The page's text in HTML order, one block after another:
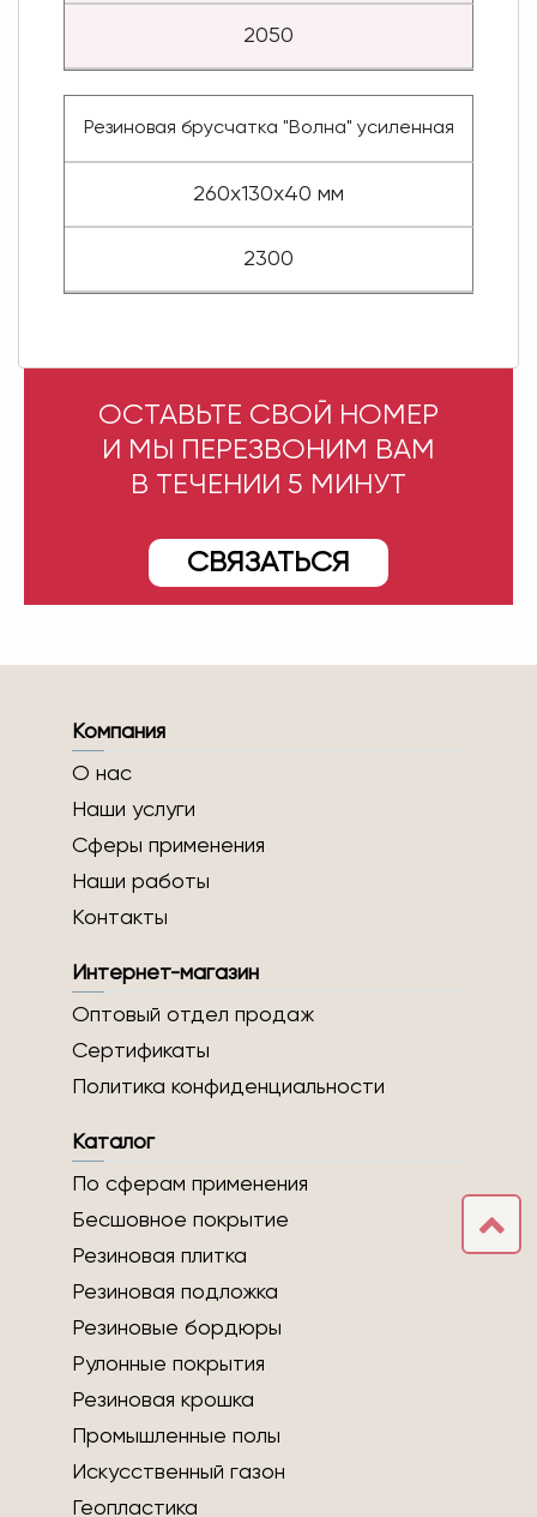
2050
Резиновая брусчатка "Волна" усиленная
260х130х40 мм
2300
ОСТАВЬТЕ СВОЙ НОМЕР
И МЫ ПЕРЕЗВОНИМ ВАМ
В ТЕЧЕНИИ 5 МИНУТ
СВЯЗАТЬСЯ
Компания
О нас
Наши услуги
Сферы применения
Наши работы
Контакты
Интернет-магазин
Оптовый отдел продаж
Сертификаты
Политика конфиденциальности
Каталог
По сферам применения
Бесшовное покрытие
Резиновая плитка
Резиновая подложка
Резиновые бордюры
Рулонные покрытия
Резиновая крошка
Промышленные полы
Искусственный газон
Геопластика